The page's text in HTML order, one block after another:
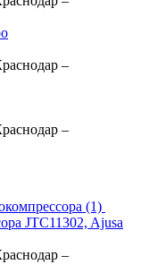
–
–
(1)
JTC11302, Ajusa
–